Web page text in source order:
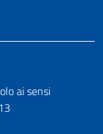
ai sensi